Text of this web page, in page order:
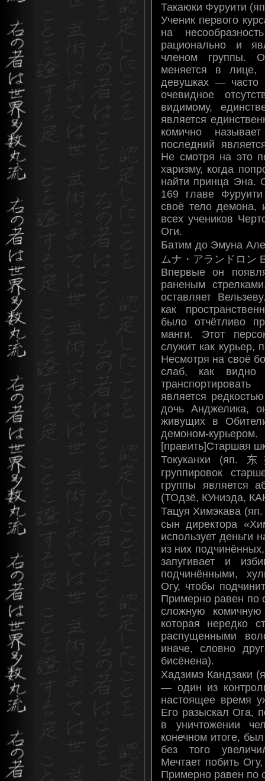
Такаюки Фуруити
Ученик первого
на
рационально и
членом группы.
меняется в лице,
девушках — часто
очевидное
видимому,
является
комично
последний
Не смотря на это
харизму, когда
найти принца Эна.
169 главе
своё тело демона,
всех учеников
Оги.
Батим до Эмуна
ムナ・アランドロン
Впервые он
раненым
оставляет
как
было отчётливо
манги. Этот
служит как курьер,
Несмотря на своё
слаб, как видно
является
дочь Анджелика,
живущих в
демоном-курьером.
[править]Старшая
Токуканхи (яп.
группировок
группы является
(ТОдзё, КУниэда,
Тацуя Химэкава
сын директора
использует деньги
из них
запугивает и
подчинёнными,
Огу, чтобы
Примерно равен по
сложную
которая нередко
распущенными
иначе, словно
бисёнена).
Хадзимэ Кандзаки
— один из
настоящее время
Его разыскал Ога,
в уничтожении
конечном итоге,
без того
Мечтает побить
Примерно равен по